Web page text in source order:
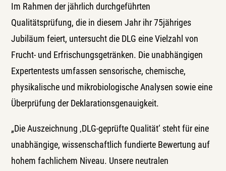
Im Rahmen der jährlich durchgeführten
Qualitätsprüfung, die in diesem Jahr ihr 75jähriges
Jubiläum feiert, untersucht die DLG eine Vielzahl von
Frucht- und Erfrischungsgetränken. Die unabhängigen
Expertentests umfassen sensorische, chemische,
physikalische und mikrobiologische Analysen sowie eine
Überprüfung der Deklarationsgenauigkeit.
„Die Auszeichnung ‚DLG-geprüfte Qualität‘ steht für eine
unabhängige, wissenschaftlich fundierte Bewertung auf
hohem fachlichem Niveau. Unsere neutralen